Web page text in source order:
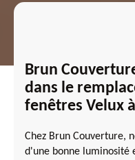
Brun
dans le
fenêtres Velux
Chez Brun Couverture,
d'une bonne luminosité